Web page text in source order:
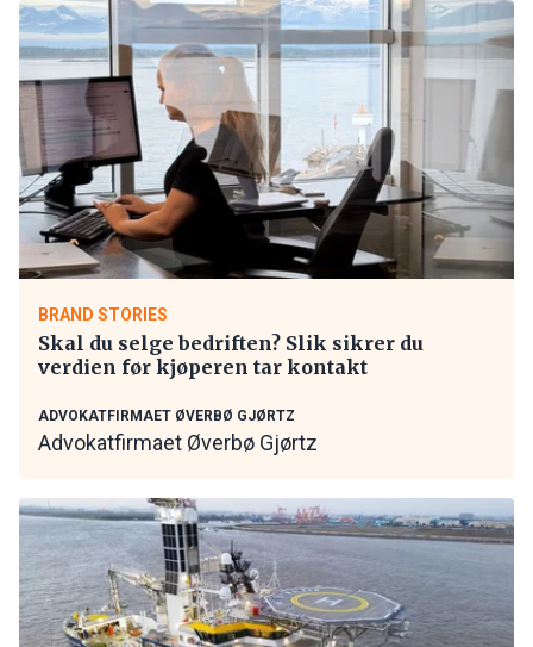
BRAND STORIES
Skal du selge bedriften? Slik sikrer du
verdien før kjøperen tar kontakt
ADVOKATFIRMAET ØVERBØ GJØRTZ
Advokatfirmaet Øverbø Gjørtz